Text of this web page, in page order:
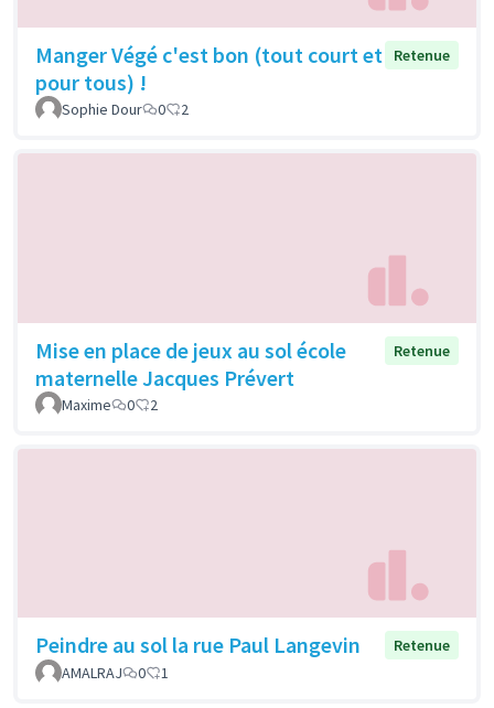
Manger Végé c'est bon (tout court et
pour tous) !
Retenue
Sophie Dour 0 2
Mise en place de jeux au sol école
maternelle Jacques Prévert
Retenue
Maxime 0 2
Peindre au sol la rue Paul Langevin
Retenue
AMALRAJ
0 1